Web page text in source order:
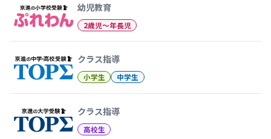
幼児教育
2歳児〜年長児
クラス指導
小学生 中学生
クラス指導
高校生